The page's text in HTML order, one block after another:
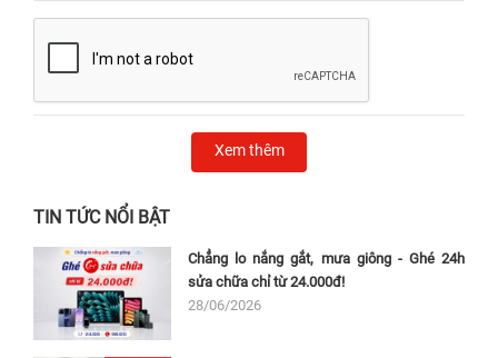
Xem thêm
TIN TỨC NỔI BẬT
Chẳng lo nắng gắt, mưa giông - Ghé 24h
sửa chữa chỉ từ 24.000đ!
28/06/2026